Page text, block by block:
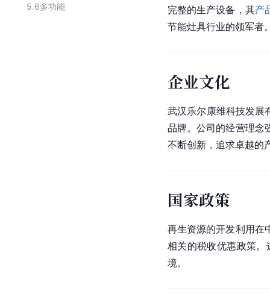
5.6多功能
完整的生产设备，其产
节能灶具行业的领军者
企业文化
武汉乐尔康维科技发展
品牌。公司的经营理念
不断创新，追求卓越的
国家政策
再生资源的开发利用在
相关的税收优惠政策
境。